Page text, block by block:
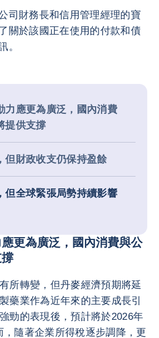
司財務長和信用管理經理的寶
關於該國正在使用的付款和債
。
力應更為廣泛，國內消費
提供支撐
但財政收支仍保持盈餘
但全球緊張局勢持續影響
更為廣泛，國內消費與公
所轉變，但丹麥經濟預期將延
藥業作為近年來的主要成長引
勁的表現後，預計將於2026年
，隨著企業所得稅逐步調降，更